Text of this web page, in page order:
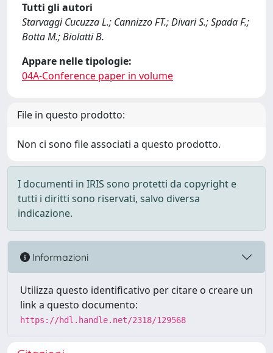
Tutti gli autori
Starvaggi Cucuzza L.; Cannizzo FT.; Divari S.; Spada F.;
Botta M.; Biolatti B.
Appare nelle tipologie:
04A-Conference paper in volume
File in questo prodotto:
Non ci sono file associati a questo prodotto.
I documenti in IRIS sono protetti da copyright e
tutti i diritti sono riservati, salvo diversa
indicazione.
Informazioni
Utilizza questo identificativo per citare o creare un
link a questo documento:
https://hdl.handle.net/2318/129568